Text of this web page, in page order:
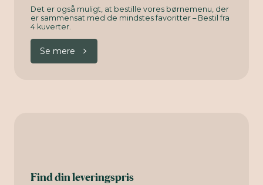
Det er også muligt, at bestille vores børnemenu, der
er sammensat med de mindstes favoritter – Bestil fra
4 kuverter.
Se mere
Find din leveringspris